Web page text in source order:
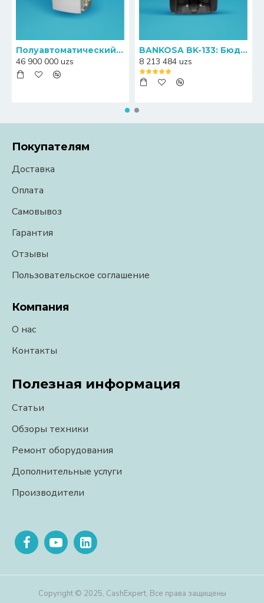
Полуавтоматический пресс-упаковщик банкнот Canny S20
46 900 000 uzs
BANKOSA BK-133: Бюджетный счетчик банкнот с функцией определения номиналов
8 213 484 uzs
Покупателям
Доставка
Оплата
Самовывоз
Гарантия
Отзывы
Пользовательское соглашение
Компания
О нас
Контакты
Полезная информация
Статьи
Обзоры техники
Ремонт оборудования
Дополнительные услуги
Производители
Copyright © 2025, CashExpert, Все права защищены